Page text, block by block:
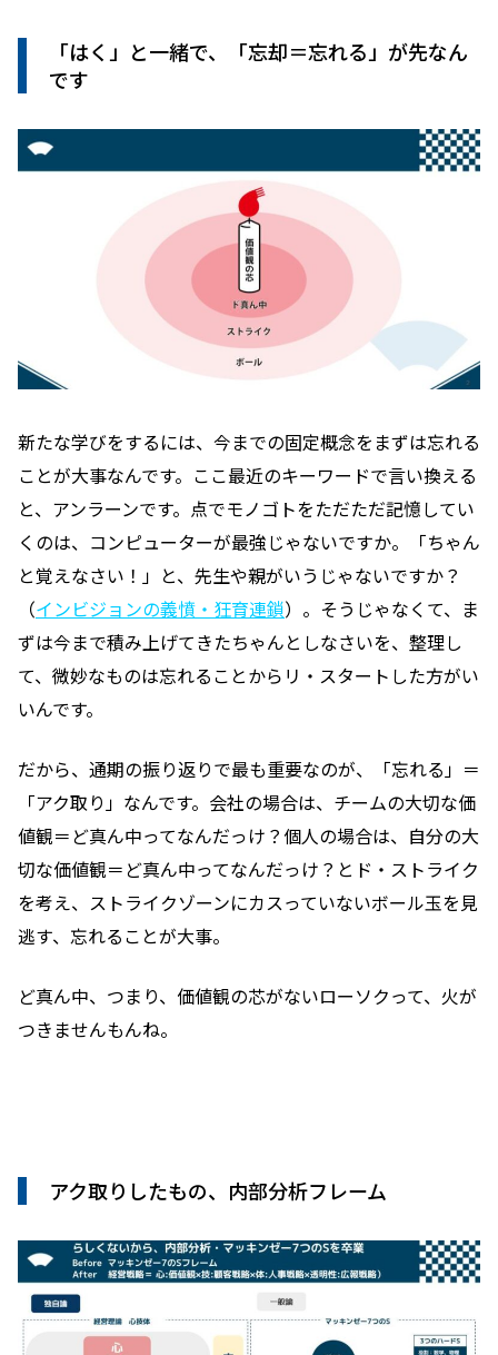
「はく」と一緒で、「忘却＝忘れる」が先なん
です
新たな学びをするには、今までの固定概念をまずは忘れる
ことが大事なんです。ここ最近のキーワードで言い換える
と、アンラーンです。点でモノゴトをただただ記憶してい
くのは、コンピューターが最強じゃないですか。「ちゃん
と覚えなさい！」と、先生や親がいうじゃないですか？
（インビジョンの義憤・狂育連鎖）。そうじゃなくて、ま
ずは今まで積み上げてきたちゃんとしなさいを、整理し
て、微妙なものは忘れることからリ・スタートした方がい
いんです。
だから、通期の振り返りで最も重要なのが、「忘れる」＝
「アク取り」なんです。会社の場合は、チームの大切な価
値観＝ど真ん中ってなんだっけ？個人の場合は、自分の大
切な価値観＝ど真ん中ってなんだっけ？とド・ストライク
を考え、ストライクゾーンにカスっていないボール玉を見
逃す、忘れることが大事。
ど真ん中、つまり、価値観の芯がないローソクって、火が
つきませんもんね。
アク取りしたもの、内部分析フレーム